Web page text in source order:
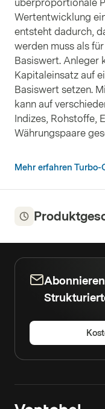
überproportionale
Wertentwicklung
entsteht dadurch,
werden muss als
Basiswert. Anleger
Kapitaleinsatz auf
Basiswert setzen.
kann auf
Indizes, Rohstoffe,
Währungspaare
Mehr erfahren